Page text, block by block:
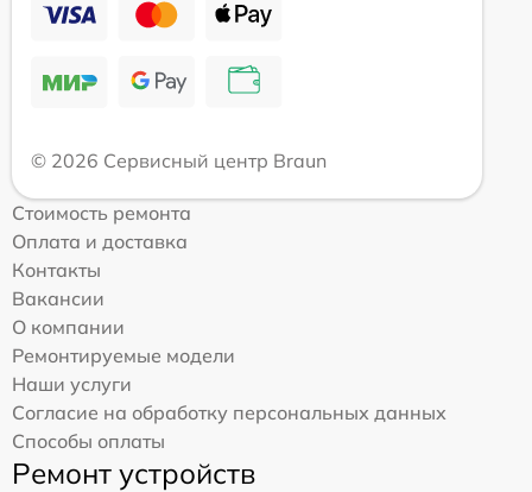
© 2026 Сервисный центр Braun
Стоимость ремонта
Оплата и доставка
Контакты
Вакансии
О компании
Ремонтируемые модели
Наши услуги
Согласие на обработку персональных данных
Способы оплаты
Ремонт устройств